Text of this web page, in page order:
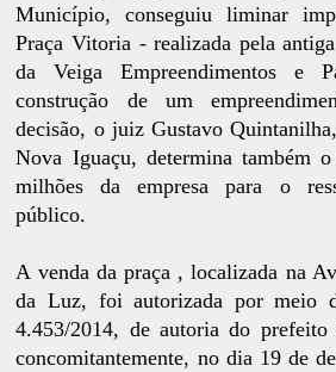
Município, conseguiu liminar
Praça Vitoria - realizada pela
da Veiga Empreendimentos e
construção de um
decisão, o juiz Gustavo
Nova Iguaçu, determina também
milhões da empresa para o
público.
A venda da praça , localizada na
da Luz, foi autorizada por meio
4.453/2014, de autoria do prefeito
concomitantemente, no dia 19 de